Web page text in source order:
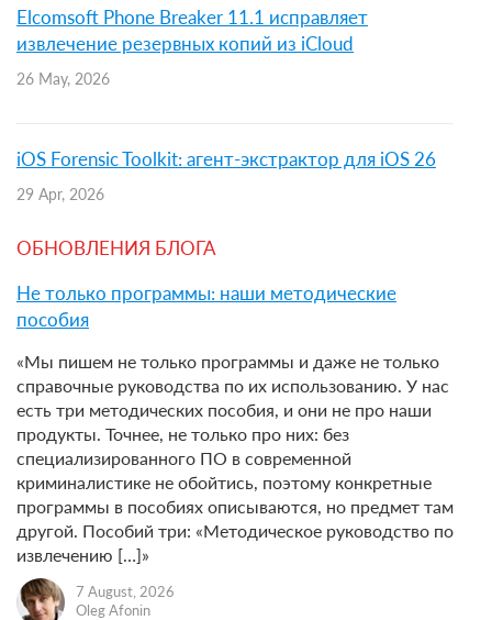
Elcomsoft Phone Breaker 11.1 исправляет
извлечение резервных копий из iCloud
26 May, 2026
iOS Forensic Toolkit: агент-экстрактор для iOS 26
29 Apr, 2026
ОБНОВЛЕНИЯ БЛОГА
Не только программы: наши методические
пособия
«Мы пишем не только программы и даже не только
справочные руководства по их использованию. У нас
есть три методических пособия, и они не про наши
продукты. Точнее, не только про них: без
специализированного ПО в современной
криминалистике не обойтись, поэтому конкретные
программы в пособиях описываются, но предмет там
другой. Пособий три: «Методическое руководство по
извлечению […]»
7 August, 2026
Oleg Afonin